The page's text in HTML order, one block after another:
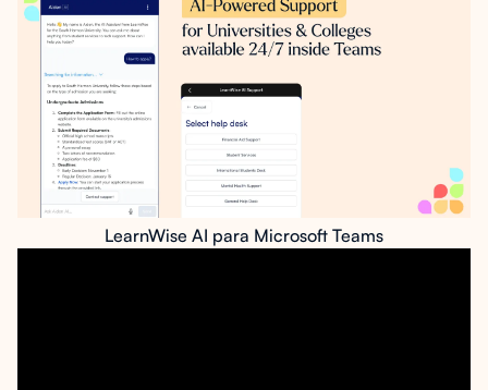
LearnWise AI para Microsoft Teams